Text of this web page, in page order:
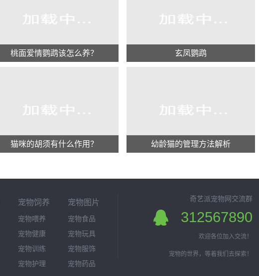
桃面爱情鹦鹉该怎么养？ 玄凤鹦鹉
猫咪的胡须有什么作用？ 幼龄猫的管理方法解析
宠物饲养
宠物喂养
宠物健康
宠物训练
宠物护理
宠物图片
宠物食品
宠物玩具
宠物服饰
宠物药品
奇艺派宠物网交流群
312567890
欢迎各位加入交流！
宠物的世界，等着我们去探索！